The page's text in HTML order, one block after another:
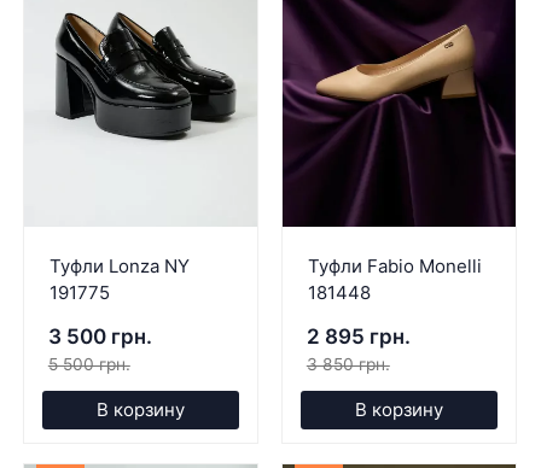
Туфли Lonza NY
191775
3 500 грн.
5 500 грн.
В корзину
Туфли Fabio Monelli
181448
2 895 грн.
3 850 грн.
В корзину